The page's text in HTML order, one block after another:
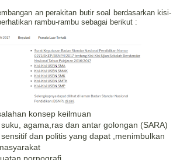
an perakitan butir soal berdasarkan kisi-
rambu-rambu sebagai berikut :
konsep keilmuan
agama,ras dan antar golongan (SARA)
dan politis yang dapat ,menimbulkan